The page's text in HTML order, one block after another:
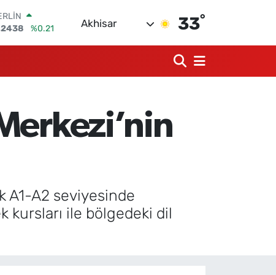
ALTIN
%0.39
%0.66
%0.1
Akhisar 33°
A1-A2 seviyesinde
kursları ile bölgedeki dil